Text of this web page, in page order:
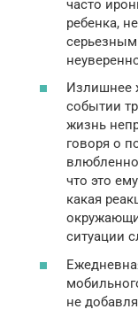
часто
ребенка,
Излишнее
событии
жизнь
говоря о
что это
какая
ситуации
не